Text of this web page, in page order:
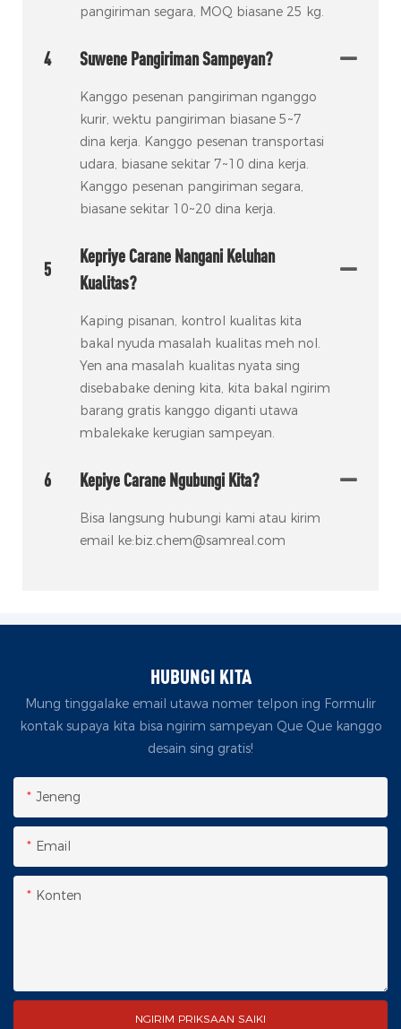
pangiriman segara, MOQ biasane 25 kg.
4 Suwene Pangiriman Sampeyan?
Kanggo pesenan pangiriman nganggo
kurir, wektu pangiriman biasane 5~7
dina kerja. Kanggo pesenan transportasi
udara, biasane sekitar 7~10 dina kerja.
Kanggo pesenan pangiriman segara,
biasane sekitar 10~20 dina kerja.
5
Kepriye Carane Nangani Keluhan
Kualitas?
Kaping pisanan, kontrol kualitas kita
bakal nyuda masalah kualitas meh nol.
Yen ana masalah kualitas nyata sing
disebabake dening kita, kita bakal ngirim
barang gratis kanggo diganti utawa
mbalekake kerugian sampeyan.
6 Kepiye Carane Ngubungi Kita?
Bisa langsung hubungi kami atau kirim
email ke:biz.chem@samreal.com
HUBUNGI KITA
Mung tinggalake email utawa nomer telpon ing Formulir
kontak supaya kita bisa ngirim sampeyan Que Que kanggo
desain sing gratis!
Jeneng
Email
Konten
NGIRIM PRIKSAAN SAIKI